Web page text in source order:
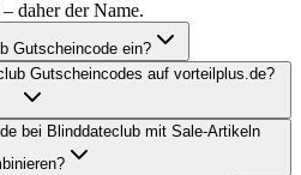
daher der Name.
Gutscheincode ein?
Gutscheincodes auf vorteilplus.de?
bei Blinddateclub mit Sale-Artikeln